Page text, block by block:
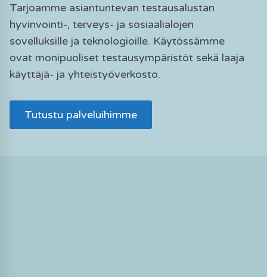
Tarjoamme asiantuntevan testausalustan
hyvinvointi-, terveys- ja sosiaalialojen
sovelluksille ja teknologioille. Käytössämme
ovat monipuoliset testausympäristöt sekä laaja
käyttäjä- ja yhteistyöverkosto.
Tutustu palveluihimme